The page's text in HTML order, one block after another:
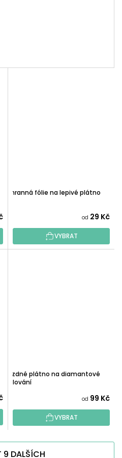
Ochranná fólie na lepivé plátno
od 29 Kč
VYBRAT
Prázdné plátno na diamantové
malování
od 99 Kč
VYBRAT
9 DALŠÍCH